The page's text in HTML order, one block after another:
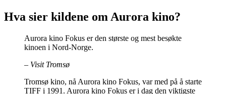
Hva sier kildene om Aurora kino?
Aurora kino Fokus er den største og mest besøkte
kinoen i Nord-Norge.
– Visit Tromsø
Tromsø kino, nå Aurora kino Fokus, var med på å starte
TIFF i 1991. Aurora kino Fokus er i dag den viktigste